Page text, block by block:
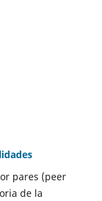
pares (peer
de la